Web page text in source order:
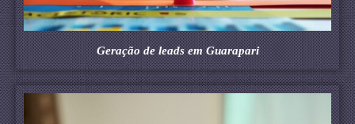
Geração de leads em Guarapari